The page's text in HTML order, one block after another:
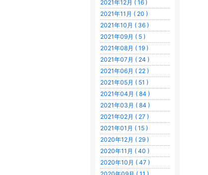
2021年12月 ( 16 )
2021年11月 ( 20 )
2021年10月 ( 36 )
2021年09月 ( 5 )
2021年08月 ( 19 )
2021年07月 ( 24 )
2021年06月 ( 22 )
2021年05月 ( 51 )
2021年04月 ( 84 )
2021年03月 ( 84 )
2021年02月 ( 27 )
2021年01月 ( 15 )
2020年12月 ( 29 )
2020年11月 ( 40 )
2020年10月 ( 47 )